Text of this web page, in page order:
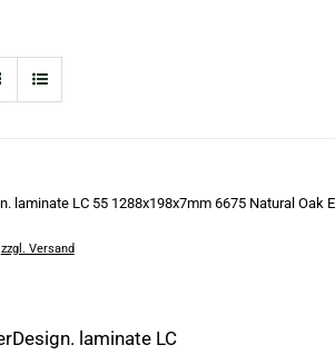
laminate LC 55 1288x198x7mm 6675 Natural Oak
zzgl. Versand
laminate LC